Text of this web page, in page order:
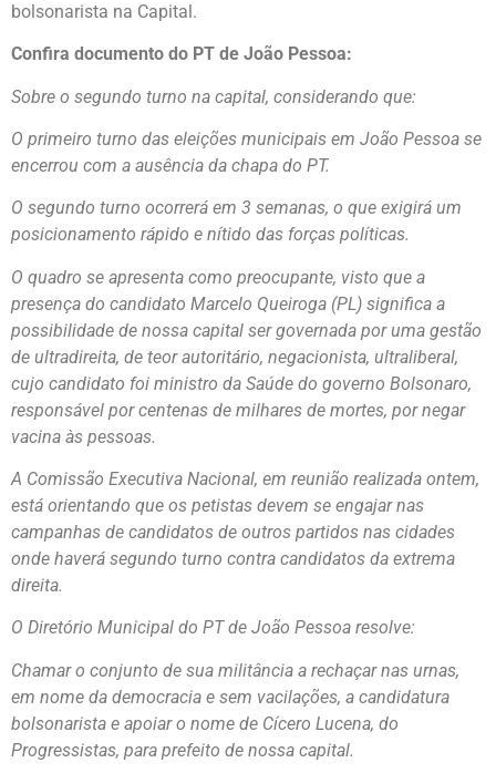
bolsonarista na Capital.
Confira documento do PT de João Pessoa:
Sobre o segundo turno na capital, considerando que:
O primeiro turno das eleições municipais em João Pessoa se
encerrou com a ausência da chapa do PT.
O segundo turno ocorrerá em 3 semanas, o que exigirá um
posicionamento rápido e nítido das forças políticas.
O quadro se apresenta como preocupante, visto que a
presença do candidato Marcelo Queiroga (PL) significa a
possibilidade de nossa capital ser governada por uma gestão
de ultradireita, de teor autoritário, negacionista, ultraliberal,
cujo candidato foi ministro da Saúde do governo Bolsonaro,
responsável por centenas de milhares de mortes, por negar
vacina às pessoas.
A Comissão Executiva Nacional, em reunião realizada ontem,
está orientando que os petistas devem se engajar nas
campanhas de candidatos de outros partidos nas cidades
onde haverá segundo turno contra candidatos da extrema
direita.
O Diretório Municipal do PT de João Pessoa resolve:
Chamar o conjunto de sua militância a rechaçar nas urnas,
em nome da democracia e sem vacilações, a candidatura
bolsonarista e apoiar o nome de Cícero Lucena, do
Progressistas, para prefeito de nossa capital.